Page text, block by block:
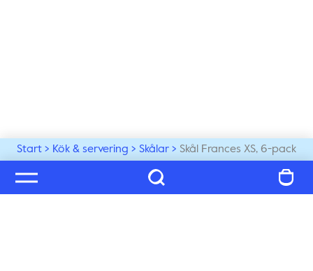
Start Kök & servering Skålar Skål Frances XS, 6-pack